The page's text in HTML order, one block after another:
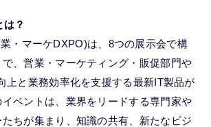
？
・マーケDXPO)は、8つの展示会で構
、営業・マーケティング・販促部門や
上と業務効率化を支援する最新IT製品が
ベントは、業界をリードする専門家や
ちが集まり、知識の共有、新たなビジ